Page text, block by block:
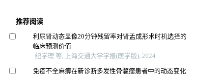
推荐阅读
利尿肾动态显像20分钟残留率对肾盂成形术时机选择的
临床预测价值
纪学理 等, 上海交通大学学报(医学版), 2024
免疫不全麻痹在新诊断多发性骨髓瘤患者中的动态变化